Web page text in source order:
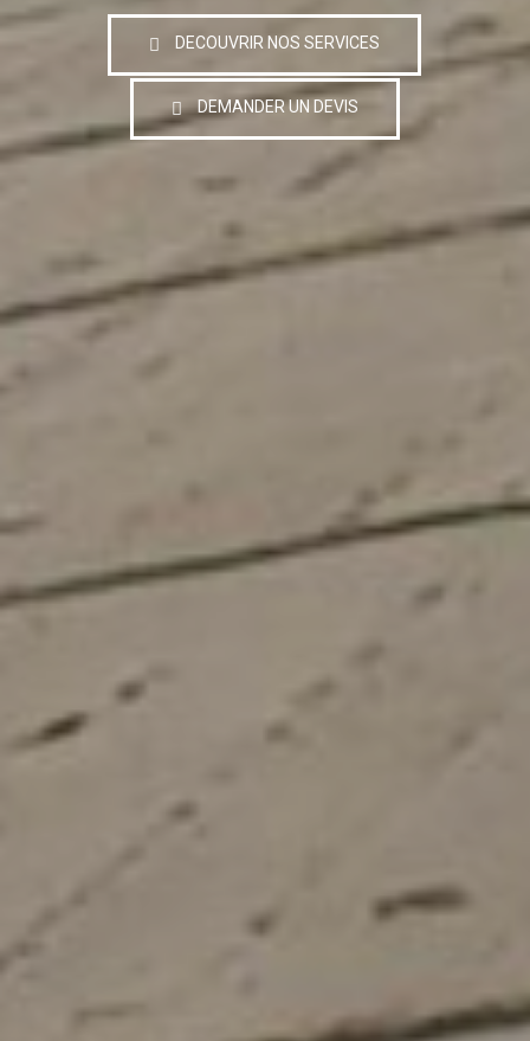
DECOUVRIR NOS SERVICES
DEMANDER UN DEVIS